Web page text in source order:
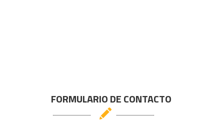
FORMULARIO DE CONTACTO